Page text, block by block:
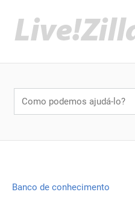
Banco de conhecimento